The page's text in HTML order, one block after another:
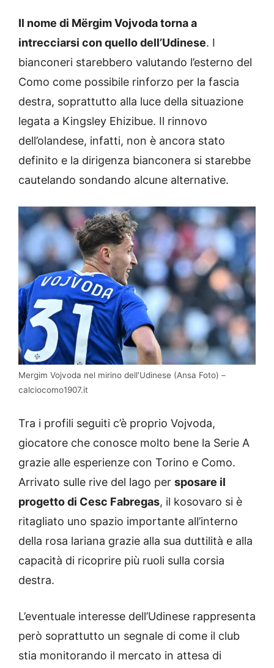
Il nome di Mërgim Vojvoda torna a
intrecciarsi con quello dell’Udinese. I
bianconeri starebbero valutando l’esterno del
Como come possibile rinforzo per la fascia
destra, soprattutto alla luce della situazione
legata a Kingsley Ehizibue. Il rinnovo
dell’olandese, infatti, non è ancora stato
definito e la dirigenza bianconera si starebbe
cautelando sondando alcune alternative.
Mergim Vojvoda nel mirino dell’Udinese (Ansa Foto) –
calciocomo1907.it
Tra i profili seguiti c’è proprio Vojvoda,
giocatore che conosce molto bene la Serie A
grazie alle esperienze con Torino e Como.
Arrivato sulle rive del lago per sposare il
progetto di Cesc Fabregas, il kosovaro si è
ritagliato uno spazio importante all’interno
della rosa lariana grazie alla sua duttilità e alla
capacità di ricoprire più ruoli sulla corsia
destra.
L’eventuale interesse dell’Udinese rappresenta
però soprattutto un segnale di come il club
stia monitorando il mercato in attesa di